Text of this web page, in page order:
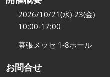
2026/10/21(水)-23(金)
10:00-17:00
幕張メッセ 1-8ホール
お問合せ